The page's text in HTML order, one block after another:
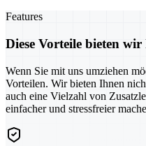
Features
Diese Vorteile bieten wir
Wenn Sie mit uns umziehen
Vorteilen. Wir bieten Ihnen
auch eine Vielzahl von
einfacher und stressfreier